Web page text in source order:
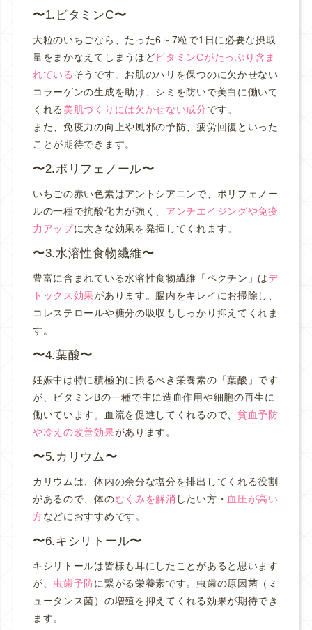
1. ビタミンC
大粒のいちごなら、たった6～7粒で1日に必要な摂取
量をまかなえてしまうほどビタミンCがたっぷり含ま
れている そうです。 お肌のハリを保つのに欠かせない
コラーゲンの生成を助け、シミを防いで美白に働いて
くれる 美肌づくりには欠かせない成分です。
また、免疫力の向上や風邪の予防、疲労回復といった
ことが期待できます。
2.ポリフェノール
いちごの赤い色素はアントシアニンで、ポリフェノー
ルの一種で抗酸化力が強く、 アンチエイジングや免疫
力アップに大きな効果を発揮してくれます。
3.水溶性食物繊維
豊富に含まれている水溶性食物繊維「ペクチン」はデ
トックス効果があります。 腸内をキレイにお掃除し、
コレステロールや糖分の吸収もしっかり抑えてくれま
す。
4.葉酸
妊娠中は特に積極的に摂るべき栄養素の「葉酸」です
が、ビタミンBの一種で主に造血作用や細胞の再生に
働いています。
血流を促進してくれるので、 貧血予防
や冷えの改善効果があります。
5.カリウム
カリウムは、体内の余分な塩分を排出してくれる役割
があるので、体のむくみを解消 したい方・ 血圧が高い
方などにおすすめです。
6.キシリトール
キシリトールは皆様も耳にしたことがあると思います
が、 虫歯予防に繋がる栄養素です。虫歯の原因菌（ミ
ュータンス菌）の増殖を抑えてくれる効果が期待でき
ます。